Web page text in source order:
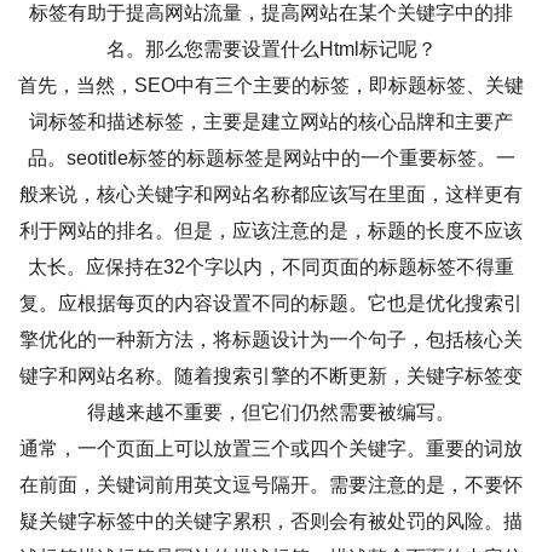
标签有助于提高网站流量，提高网站在某个关键字中的排
名。那么您需要设置什么Html标记呢？
首先，当然，SEO中有三个主要的标签，即标题标签、关键
词标签和描述标签，主要是建立网站的核心品牌和主要产
品。seotitle标签的标题标签是网站中的一个重要标签。一
般来说，核心关键字和网站名称都应该写在里面，这样更有
利于网站的排名。但是，应该注意的是，标题的长度不应该
太长。应保持在32个字以内，不同页面的标题标签不得重
复。应根据每页的内容设置不同的标题。它也是优化搜索引
擎优化的一种新方法，将标题设计为一个句子，包括核心关
键字和网站名称。随着搜索引擎的不断更新，关键字标签变
得越来越不重要，但它们仍然需要被编写。
通常，一个页面上可以放置三个或四个关键字。重要的词放
在前面，关键词前用英文逗号隔开。需要注意的是，不要怀
疑关键字标签中的关键字累积，否则会有被处罚的风险。描